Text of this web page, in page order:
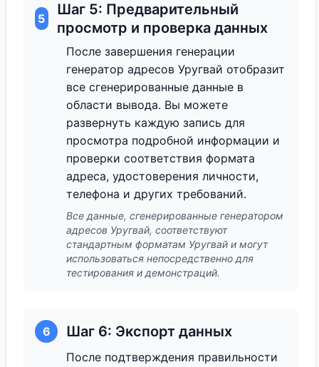
5
Шаг 5: Предварительный
просмотр и проверка данных
После завершения генерации
генератор адресов Уругвай отобразит
все сгенерированные данные в
области вывода. Вы можете
развернуть каждую запись для
просмотра подробной информации и
проверки соответствия формата
адреса, удостоверения личности,
телефона и других требований.
Все данные, сгенерированные генератором
адресов Уругвай, соответствуют
стандартным форматам Уругвай и могут
использоваться непосредственно для
тестирования и демонстраций.
6 Шаг 6: Экспорт данных
После подтверждения правильности